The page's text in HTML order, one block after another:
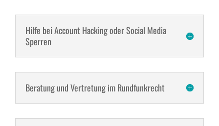
Hilfe bei Account Hacking oder Social Media
Sperren
Beratung und Vertretung im Rundfunkrecht